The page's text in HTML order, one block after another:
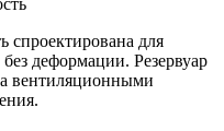
спроектирована для
деформации. Резервуар
вентиляционными